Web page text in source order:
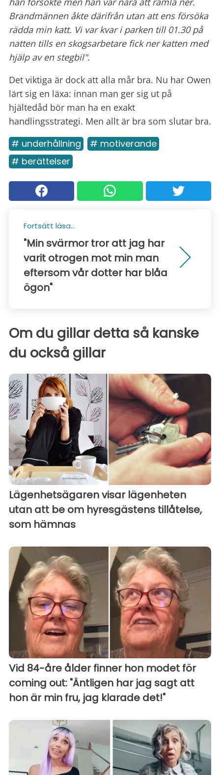
Brandmännen åkte därifrån utan att ens försöka
rädda min katt. Vi var kvar i parken till 01.30 på
natten tills en skogsarbetare fick ner katten med
hjälp av en stegbil".
Det viktiga är dock att alla mår bra. Nu har Owen
lärt sig en läxa: innan man ger sig ut på
hjältedåd bör man ha en exakt
handlingsstrategi. Men allt är bra som slutar bra.
# underhållning
# motiverande
# berättelser
Fortsätt läsa...
"Min svärmor tror att jag har
varit otrogen mot min man
eftersom vår dotter har blåa
ögon"
Om du gillar detta så kanske
du också gillar
Lägenhetsägaren visar lägenheten
utan att be om hyresgästens tillåtelse,
som hämnas
Vid 84-åre ålder finner hon modet för
coming out: "Äntligen har jag sagt att
hon är min fru, jag klarade det!"